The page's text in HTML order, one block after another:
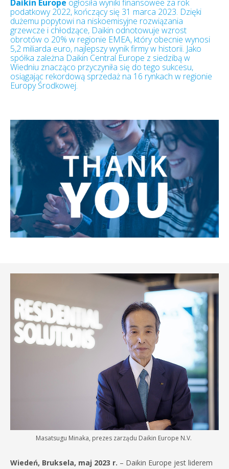
Daikin Europe ogłosiła wyniki finansowee za rok
podatkowy 2022, kończący się 31 marca 2023. Dzięki
dużemu popytowi na niskoemisyjne rozwiązania
grzewcze i chłodzące, Daikin odnotowuje wzrost
obrotów o 20% w regionie EMEA, który obecnie wynosi
5,2 miliarda euro, najlepszy wynik firmy w historii. Jako
spółka zależna Daikin Central Europe z siedzibą w
Wiedniu znacząco przyczyniła się do tego sukcesu,
osiągając rekordową sprzedaż na 16 rynkach w regionie
Europy Środkowej.
Masatsugu Minaka, prezes zarządu Daikin Europe N.V.
Wiedeń, Bruksela, maj 2023 r. – Daikin Europe jest liderem